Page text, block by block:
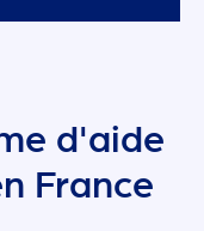
d'aide
France